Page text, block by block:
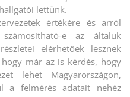
lettünk.
értékére és arról
e az általuk
elérhetőek lesznek
már az is kérdés, hogy
lehet Magyarországon,
a felmérés adatait nehéz